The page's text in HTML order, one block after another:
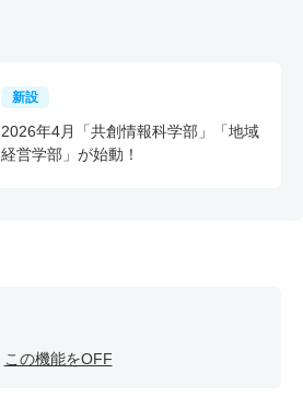
新設
2026年4月「共創情報科学部」「地域
経営学部」が始動！
この機能をOFF